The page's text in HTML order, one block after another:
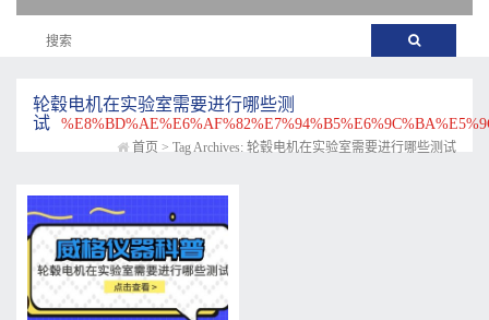
轮毂电机在实验室需要进行哪些测
试
首页 > Tag Archives: 轮毂电机在实验室需要进行哪些测试